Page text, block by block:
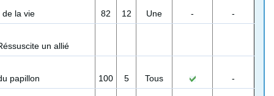
de la vie 82 12 Une - -
un allié
papillon 100 5 Tous -